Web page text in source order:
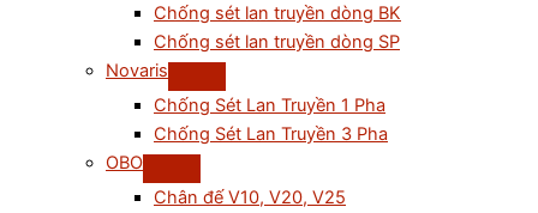
Chống sét lan truyền dòng BK
Chống sét lan truyền dòng SP
Novaris
Chống Sét Lan Truyền 1 Pha
Chống Sét Lan Truyền 3 Pha
OBO
Chân đế V10, V20, V25